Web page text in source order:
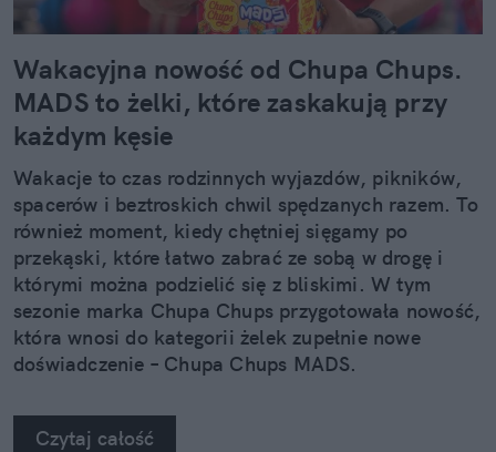
Wakacyjna nowość od Chupa Chups.
MADS to żelki, które zaskakują przy
każdym kęsie
Wakacje to czas rodzinnych wyjazdów, pikników,
spacerów i beztroskich chwil spędzanych razem. To
również moment, kiedy chętniej sięgamy po
przekąski, które łatwo zabrać ze sobą w drogę i
którymi można podzielić się z bliskimi. W tym
sezonie marka Chupa Chups przygotowała nowość,
która wnosi do kategorii żelek zupełnie nowe
doświadczenie – Chupa Chups MADS.
Czytaj całość